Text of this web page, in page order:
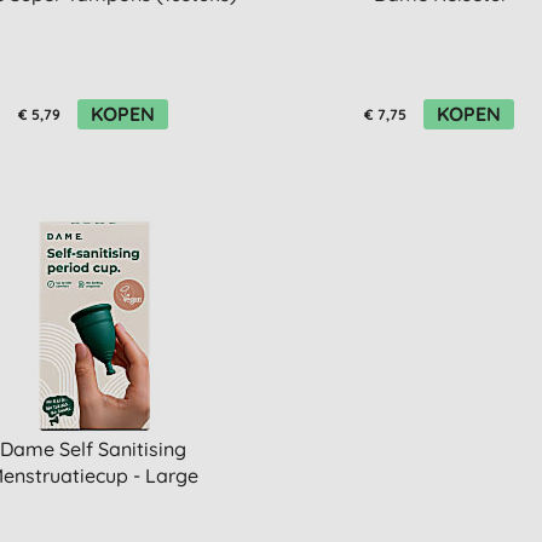
€ 5,79 KOPEN € 7,75 KOPEN
Dame Self Sanitising
- Large